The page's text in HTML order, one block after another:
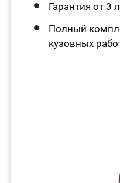
Гарантия от 3
Полный
кузовных